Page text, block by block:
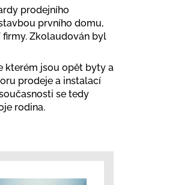
prodejního
prvního domu,
Zkolaudován byl
kterém jsou opět byty a
prodeje a instalací
se tedy
rodina.